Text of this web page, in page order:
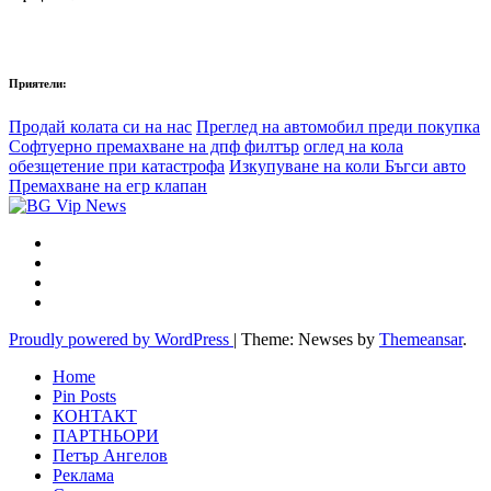
Приятели:
Продай колата си на нас Преглед на автомобил преди покупка
Софтуерно премахване на дпф филтър оглед на кола
обезщетение при катастрофа Изкупуване на коли Бъгси авто
Премахване на егр клапан
Proudly powered by WordPress | Theme: Newses by Themeansar.
Home
Pin Posts
КОНТАКТ
ПАРТНЬОРИ
Петър Ангелов
Реклама